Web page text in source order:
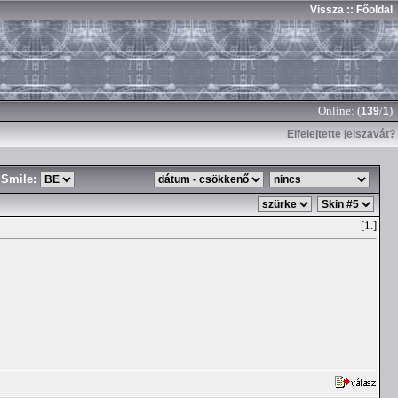
Vissza :: Főoldal
Online: (139/1)
Elfelejtette jelszavát?
Smile:
[1.]